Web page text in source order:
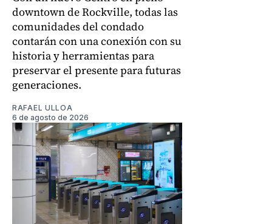
downtown de Rockville, todas las
comunidades del condado
contarán con una conexión con su
historia y herramientas para
preservar el presente para futuras
generaciones.
RAFAEL ULLOA
6 de agosto de 2026